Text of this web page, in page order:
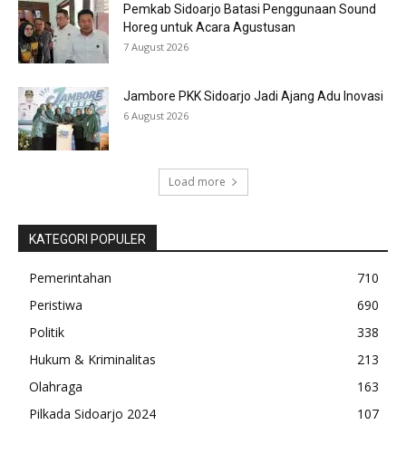
Pemkab Sidoarjo Batasi Penggunaan Sound
Horeg untuk Acara Agustusan
7 August 2026
Jambore PKK Sidoarjo Jadi Ajang Adu Inovasi
6 August 2026
Load more
KATEGORI POPULER
Pemerintahan
710
Peristiwa
690
Politik
338
Hukum & Kriminalitas
213
Olahraga
163
Pilkada Sidoarjo 2024
107